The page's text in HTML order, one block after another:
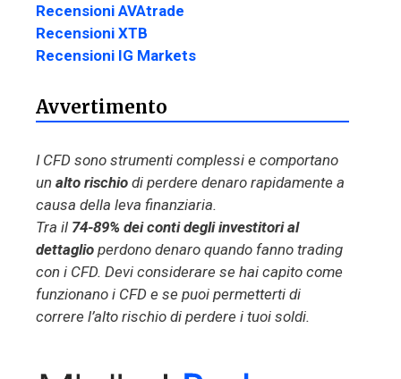
Recensioni AVAtrade
Recensioni XTB
Recensioni IG Markets
Avvertimento
I CFD sono strumenti complessi e comportano
un alto rischio di perdere denaro rapidamente a
causa della leva finanziaria.
Tra il 74-89% dei conti degli investitori al
dettaglio perdono denaro quando fanno trading
con i CFD. Devi considerare se hai capito come
funzionano i CFD e se puoi permetterti di
correre l’alto rischio di perdere i tuoi soldi.